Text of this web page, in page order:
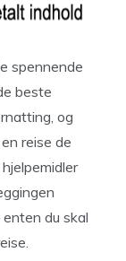
spennende
beste
og
reise de
du skal